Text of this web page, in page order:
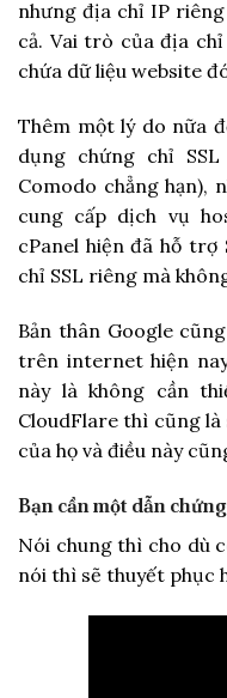
nhưng địa chỉ IP
cả. Vai trò của địa
chứa dữ liệu website
Thêm một lý do nữa
dụng chứng chỉ
Comodo chẳng hạn),
cung cấp dịch vụ
cPanel hiện đã hỗ
chỉ SSL riêng mà
Bản thân Google
trên internet hiện
này là không cần
CloudFlare thì cũng
của họ và điều này
Bạn cần một dẫn
Nói chung thì cho dù
nói thì sẽ thuyết phục